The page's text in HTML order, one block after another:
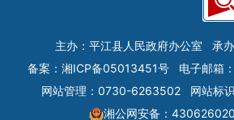
主办：平江县人民政府办公室
承
备案： 湘ICP备05013451号 电子邮箱：
网站管理：0730-6263502
网站标
湘公网安备：